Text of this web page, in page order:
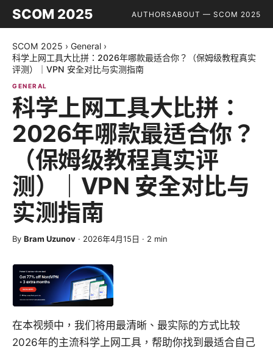
SCOM 2025 AUTHORSABOUT — SCOM 2025
SCOM 2025 › General ›
科学上网工具大比拼：2026年哪款最适合你？（保姆级教程真实
评测）｜VPN 安全对比与实测指南
GENERAL
科学上网工具大比拼：
2026年哪款最适合你？
（保姆级教程真实评
测）｜VPN 安全对比与
实测指南
By Bram Uzunov · 2026年4月15日 · 2 min
在本视频中，我们将用最清晰、最实际的方式比较
2026年的主流科学上网工具，帮助你找到最适合自己